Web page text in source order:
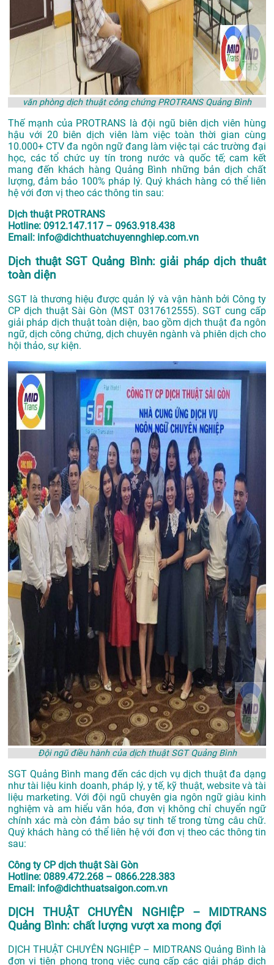
văn phòng dịch thuật công chứng PROTRANS Quảng Bình
Thế mạnh của PROTRANS là đội ngũ biên dịch viên hùng
hậu với 20 biên dịch viên làm việc toàn thời gian cùng
10.000+ CTV đa ngôn ngữ đang làm việc tại các trường đại
học, các tổ chức uy tín trong nước và quốc tế; cam kết
mang đến khách hàng Quảng Bình những bản dịch chất
lượng, đảm bảo 100% pháp lý. Quý khách hàng có thể liên
hệ với đơn vị theo các thông tin sau:
Dịch thuật PROTRANS
Hotline: 0912.147.117 – 0963.918.438
Email: info@dichthuatchuyennghiep.com.vn
Dịch thuật SGT Quảng Bình: giải pháp dịch thuât
toàn diện
SGT là thương hiệu được quản lý và vận hành bởi Công ty
CP dịch thuật Sài Gòn (MST 0317612555). SGT cung cấp
giải pháp dịch thuật toàn diện, bao gồm dịch thuật đa ngôn
ngữ, dịch công chứng, dịch chuyên ngành và phiên dịch cho
hội thảo, sự kiện.
Đội ngũ điều hành của dịch thuật SGT Quảng Bình
SGT Quảng Bình mang đến các dịch vụ dịch thuật đa dạng
như tài liệu kinh doanh, pháp lý, y tế, kỹ thuật, website và tài
liệu marketing. Với đội ngũ chuyên gia ngôn ngữ giàu kinh
nghiệm và am hiểu văn hóa, đơn vị không chỉ chuyển ngữ
chính xác mà còn đảm bảo sự tinh tế trong từng câu chữ.
Quý khách hàng có thể liên hệ với đơn vị theo các thông tin
sau:
Công ty CP dịch thuật Sài Gòn
Hotline: 0889.472.268 – 0866.228.383
Email: info@dichthuatsaigon.com.vn
DỊCH THUẬT CHUYÊN NGHIỆP – MIDTRANS
Quảng Bình: chất lượng vượt xa mong đợi
DỊCH THUẬT CHUYÊN NGHIỆP – MIDTRANS Quảng Bình là
đơn vị tiên phong trong việc cung cấp các giải pháp dịch